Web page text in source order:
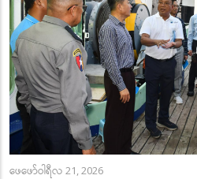
ဖေဖော်ဝါရီလ 21, 2026